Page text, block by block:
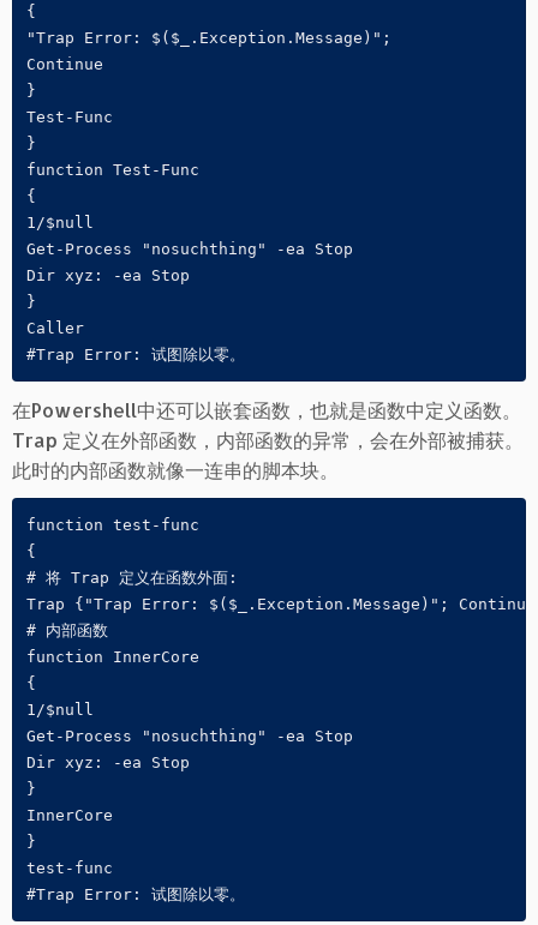
{
"Trap Error: $($_.Exception.Message)";
Continue
}
Test-Func
}
function Test-Func
{
1/$null
Get-Process "nosuchthing" -ea Stop
Dir xyz: -ea Stop
}
Caller
在Powershell中还可以嵌套函数，也就是函数中定义函数。
Trap 定义在外部函数，内部函数的异常，会在外部被捕获。
此时的内部函数就像一连串的脚本块。
function test-func
{
# 将 Trap 定义在函数外面:
Trap {"Trap Error: $($_.Exception.Message)";
# 内部函数
function InnerCore
{
1/$null
Get-Process "nosuchthing" -ea Stop
Dir xyz: -ea Stop
}
InnerCore
}
test-func